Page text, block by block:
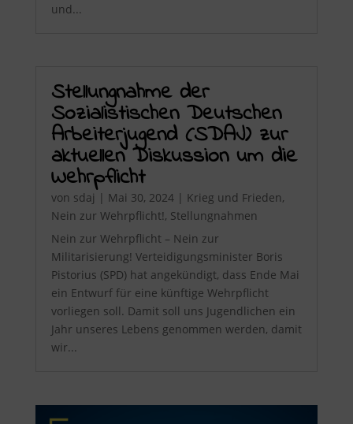
und...
Stellungnahme der
Sozialistischen Deutschen
Arbeiterjugend (SDAJ) zur
aktuellen Diskussion um die
Wehrpflicht
von sdaj | Mai 30, 2024| Krieg und Frieden,
Nein zur Wehrpflicht!, Stellungnahmen
Nein zur Wehrpflicht – Nein zur
Militarisierung! Verteidigungsminister Boris
Pistorius (SPD) hat angekündigt, dass Ende Mai
ein Entwurf für eine künftige Wehrpflicht
vorliegen soll. Damit soll uns Jugendlichen ein
Jahr unseres Lebens genommen werden, damit
wir...